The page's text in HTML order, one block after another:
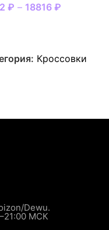
₽ – 18816 ₽
Кроссовки
Dewu.
МСК